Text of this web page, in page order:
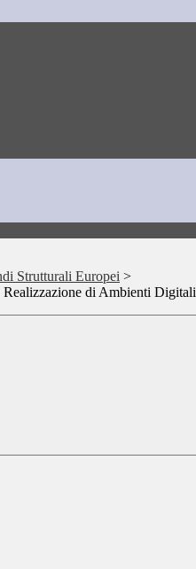
Strutturali Europei >
di Ambienti Digitali